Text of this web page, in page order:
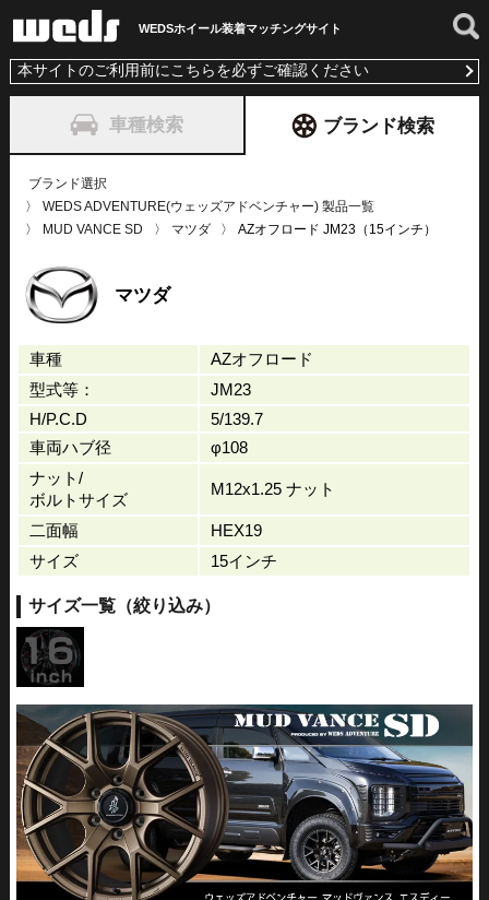
WEDSホイール装着マッチングサイト
本サイトのご利用前にこちらを必ずご確認ください
車種検索 ブランド検索
ブランド選択
WEDS ADVENTURE(ウェッズアドベンチャー) 製品一覧
MUD VANCE SD
マツダ AZオフロード JM23（15インチ）
マツダ
車種
AZオフロード
型式等：
JM23
H/P.C.D
5/139.7
車両ハブ径
φ108
ナット/
ボルトサイズ
M12x1.25 ナット
二面幅
HEX19
サイズ
15インチ
サイズ一覧（絞り込み）